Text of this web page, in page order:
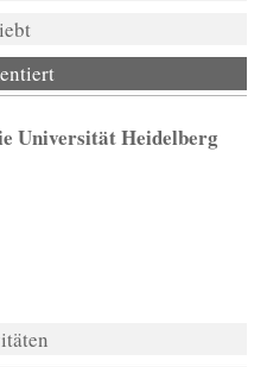
Universität Heidelberg